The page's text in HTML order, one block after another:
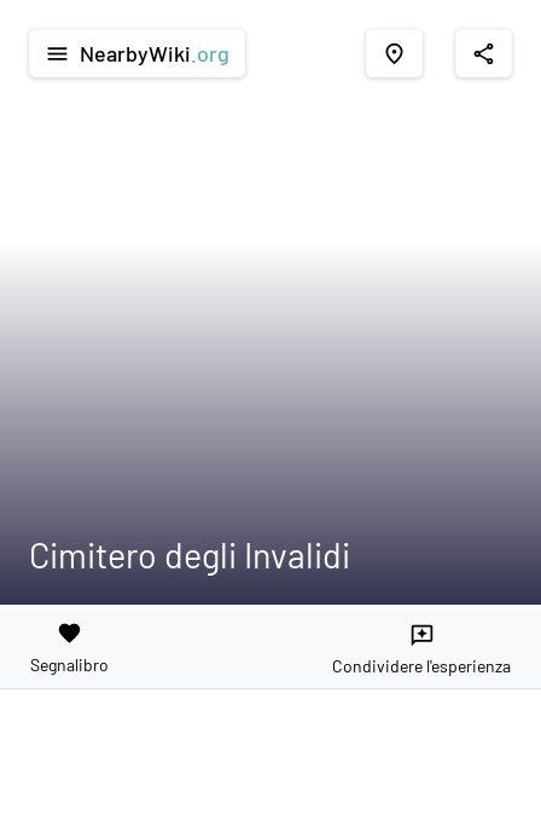
menu NearbyWiki .org place share
Cimitero degli Invalidi
favorite
Segnalibro
reviews
Condividere l'esperienza